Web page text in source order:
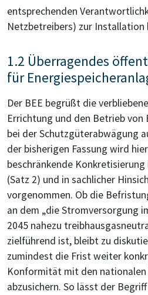
entsprechenden
Netzbetreibers) zur
1.2 Überragendes
für
Der BEE begrüßt die
Errichtung und den Betrieb von
bei der Schutzgüterabwägung
der bisherigen Fassung wird
beschränkende
(Satz 2) und in sachlicher
vorgenommen. Ob die
an dem „die Stromversorgung
2045 nahezu
zielführend ist, bleibt zu
zumindest die Frist weiter
Konformität mit den nationalen
abzusichern. So lässt der